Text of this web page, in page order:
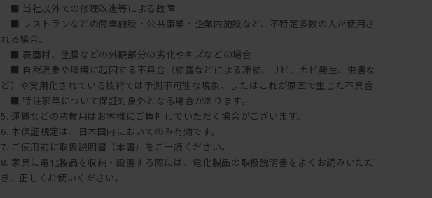
■ 当社以外での修理改造等による故障
■ レストランなどの商業施設・公共事業・企業内施設など、不特定多数の人が使用さ
れる場合。
■ 表面材、塗膜などの外観部分の劣化やキズなどの場合
■ 自然現象や環境に起因する不具合（結露などによる凍結、サビ、カビ発生、虫害な
ど）や実用化されている技術では予測不可能な現象、またはこれが原因で生じた不具合
■ 特注家具について保証対象外となる場合があります。
5. 運賃などの諸費用はお客様にご負担していただく場合がございます。
6. 本保証規定は、日本国内においてのみ有効です。
7. ご使用前に取扱説明書（本書）をご一読ください。
8. 家具に電化製品を収納・設置する際には、電化製品の取扱説明書をよくお読みいただ
き、正しくお使いください。